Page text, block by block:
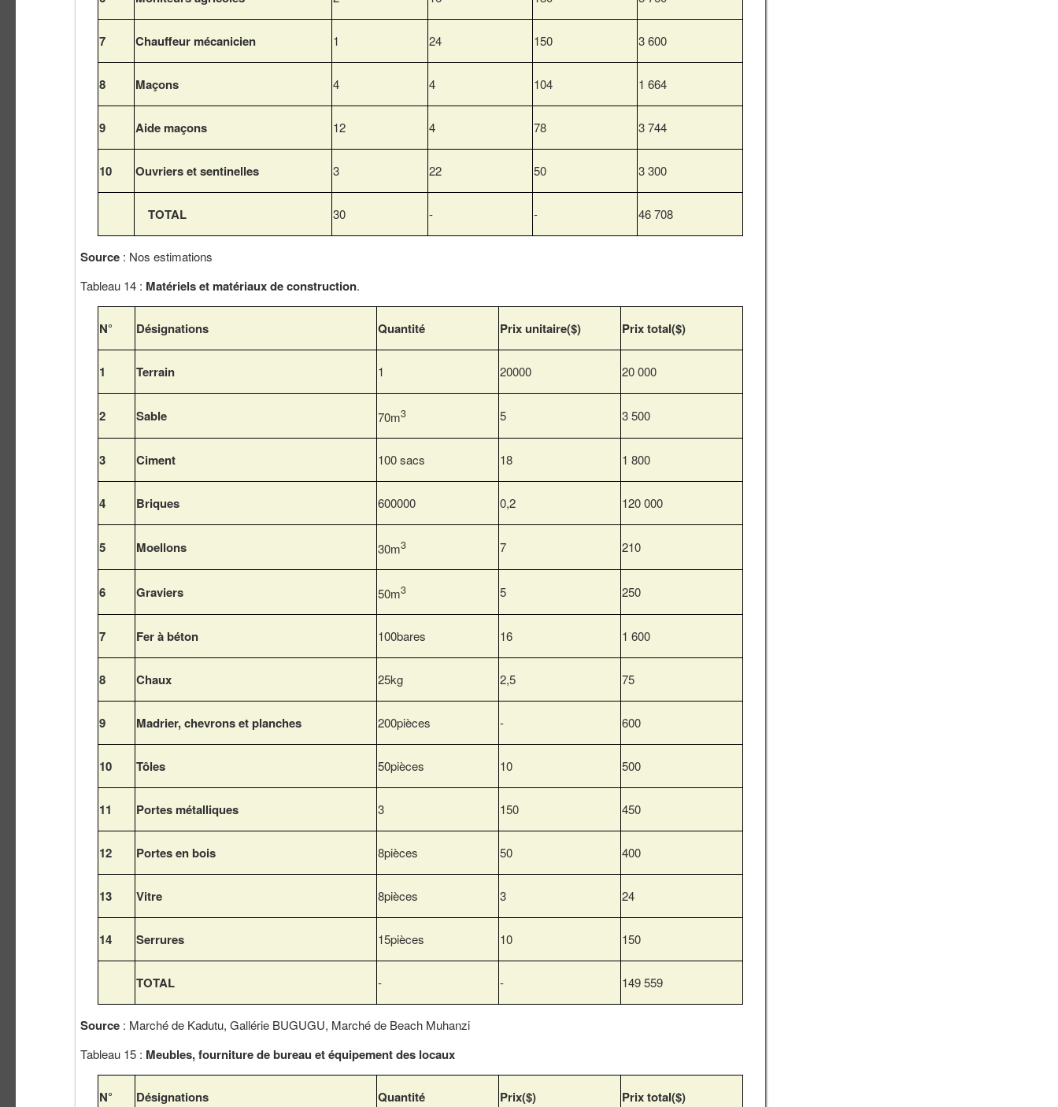
7 Chauffeur mécanicien 1 24 150 3 600
8 Maçons 4 4 104 1 664
9 Aide maçons 12 4 78 3 744
10 Ouvriers et sentinelles 3 22 50 3 300
TOTAL 30 - - 46 708
Source : Nos estimations
Tableau 14 : Matériels et matériaux de construction.
N° Désignations Quantité Prix unitaire($) Prix total($)
1 Terrain 1 20000 20 000
2 Sable 70m3 5 3 500
3 Ciment 100 sacs 18 1 800
4 Briques 600000 0,2 120 000
5 Moellons 30m3 7 210
6 Graviers 50m3 5 250
7 Fer à béton 100bares 16 1 600
8 Chaux 25kg 2,5 75
9 Madrier, chevrons et planches 200pièces - 600
10 Tôles 50pièces 10 500
11 Portes métalliques 3 150 450
12 Portes en bois 8pièces 50 400
13 Vitre 8pièces 3 24
14 Serrures 15pièces 10 150
TOTAL - - 149 559
Source : Marché de Kadutu, Gallérie BUGUGU, Marché de Beach Muhanzi
Tableau 15 : Meubles, fourniture de bureau et équipement des locaux
N° Désignations Quantité Prix($) Prix total($)